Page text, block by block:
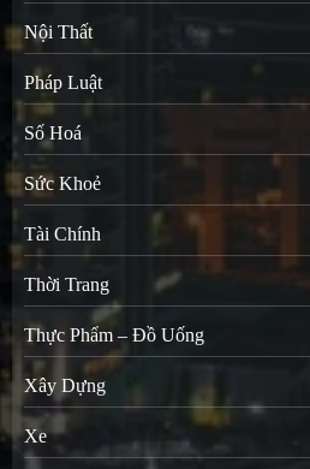
Nội Thất
Pháp Luật
Số Hoá
Sức Khoẻ
Tài Chính
Thời Trang
Thực Phẩm – Đồ Uống
Xây Dựng
Xe